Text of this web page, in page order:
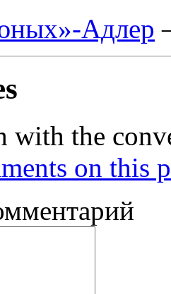
Адлер
with the
on this